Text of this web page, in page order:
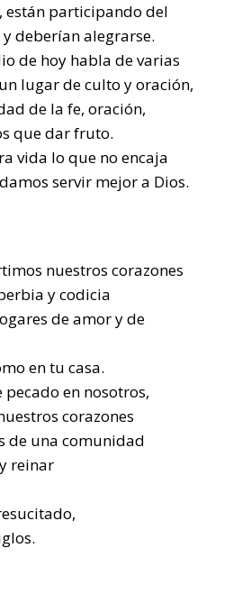
están participando del
deberían alegrarse.
de hoy habla de varias
lugar de culto y oración,
de la fe, oración,
que dar fruto.
vida lo que no encaja
servir mejor a Dios.
nuestros corazones
y codicia
de amor y de
en tu casa.
en nosotros,
corazones
de una comunidad
reinar